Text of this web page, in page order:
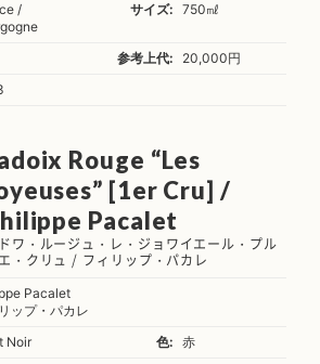
/
サイズ: 750㎖
参考上代:
20,000円
Rouge “Les
[1er Cru] /
Pacalet
ワ・ルージュ・レ・ジョワイエール・プル
・クリュ / フィリップ・パカレ
Pacalet
ップ・パカレ
Noir 色:
赤